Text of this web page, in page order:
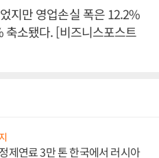
지만 영업손실 폭은 12.2%
소됐다. [비즈니스포스트
제연료 3만 톤 한국에서 러시아